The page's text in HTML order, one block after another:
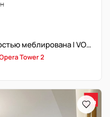
Вид на Бурж Халифа | Полностью меблирована | VOT | Престижная локация
Tower 2